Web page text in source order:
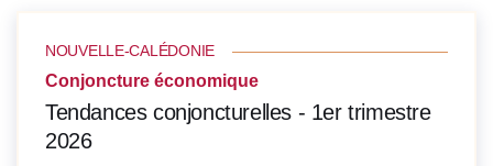
NOUVELLE-CALÉDONIE
Conjoncture économique
Tendances conjoncturelles - 1er trimestre
2026